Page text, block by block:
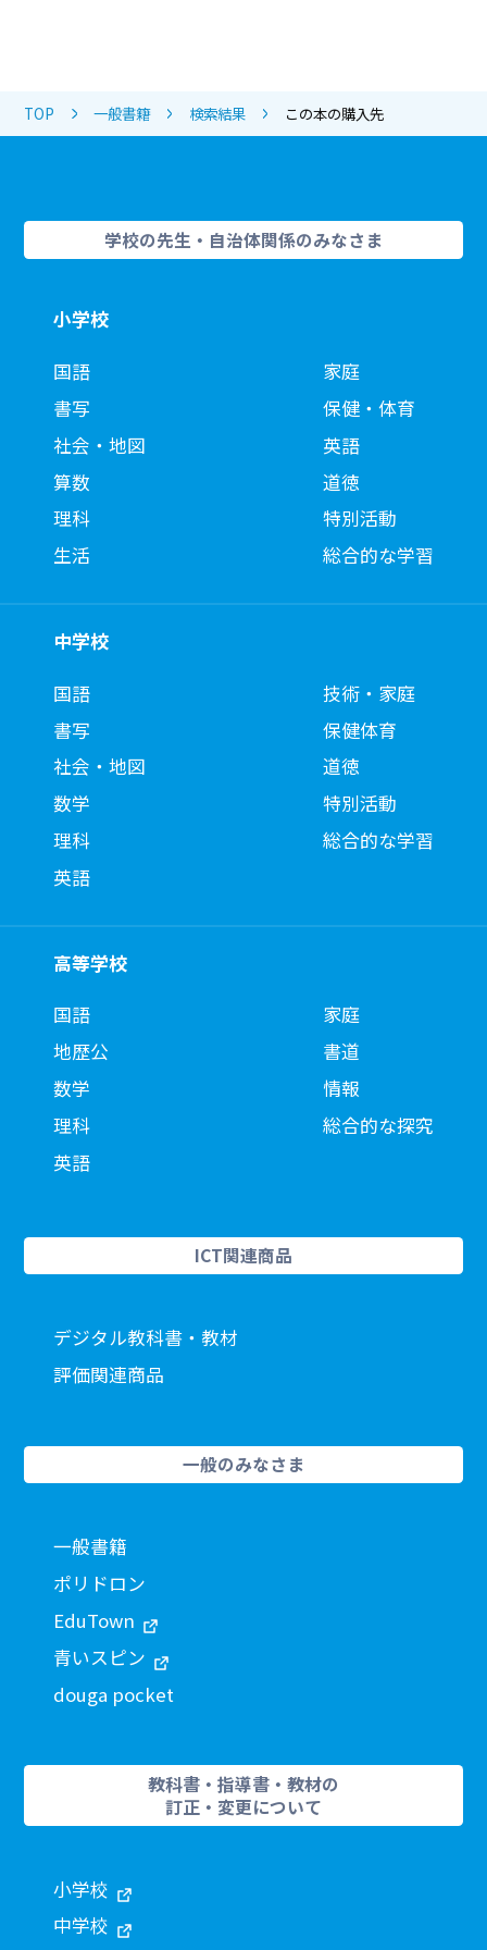
TOP 一般書籍 検索結果 この本の購入先
学校の先生・自治体関係のみなさま
小学校
国語
書写
社会・地図
算数
理科
生活
家庭
保健・体育
英語
道徳
特別活動
総合的な学習
中学校
国語
書写
社会・地図
数学
理科
英語
技術・家庭
保健体育
道徳
特別活動
総合的な学習
高等学校
国語
地歴公
数学
理科
英語
家庭
書道
情報
総合的な探究
ICT関連商品
デジタル教科書・教材
評価関連商品
一般のみなさま
一般書籍
ポリドロン
EduTown
青いスピン
douga pocket
教科書・指導書・教材の
訂正・変更について
小学校
中学校